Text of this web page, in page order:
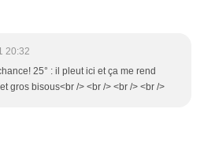
20:32
25° : il pleut ici et ça me rend
gros bisous<br /> <br /> <br /> <br />